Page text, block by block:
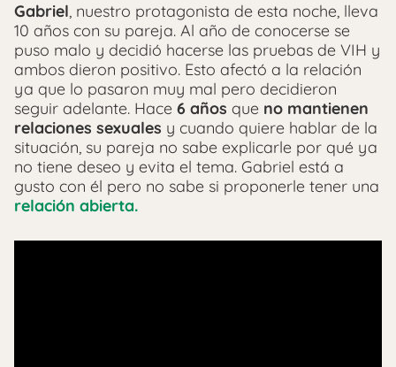
Gabriel, nuestro protagonista de esta noche, lleva
10 años con su pareja. Al año de conocerse se
puso malo y decidió hacerse las pruebas de VIH y
ambos dieron positivo. Esto afectó a la relación
ya que lo pasaron muy mal pero decidieron
seguir adelante. Hace 6 años que no mantienen
relaciones sexuales y cuando quiere hablar de la
situación, su pareja no sabe explicarle por qué ya
no tiene deseo y evita el tema. Gabriel está a
gusto con él pero no sabe si proponerle tener una
relación abierta.